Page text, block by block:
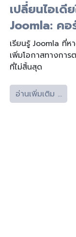
เปลี่ยนไอเดี
Joomla: ค
เรียนรู้ Joomla ที่ห
เพิ่มโอกาสทางการ
ที่ไม่สิ้นสุด
อ่านเพิ่มเติม …